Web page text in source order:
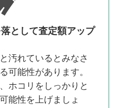
として査定額アップ
汚れているとみなさ
可能性があります。
ホコリをしっかりと
能性を上げましょ